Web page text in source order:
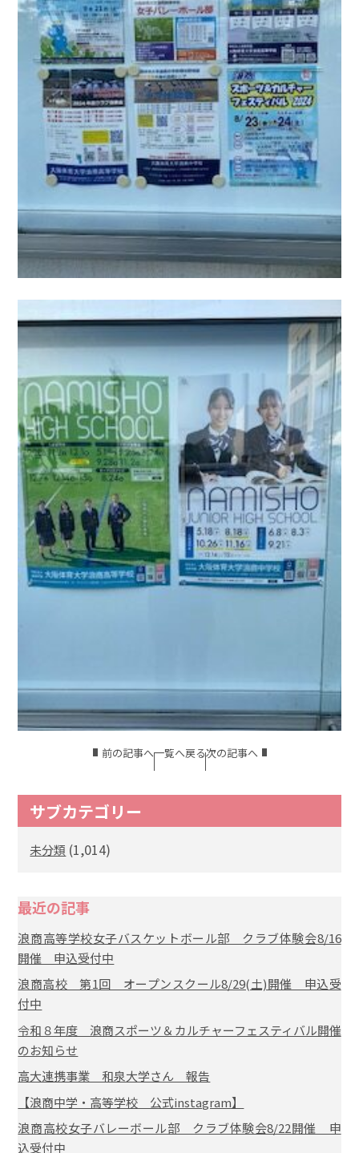
前の記事へ一覧へ戻る次の記事へ
サブカテゴリー
未分類 (1,014)
最近の記事
浪商高等学校女子バスケットボール部 クラブ体験会8/16
開催 申込受付中
浪商高校 第1回 オープンスクール8/29(土)開催 申込受
付中
令和８年度 浪商スポーツ＆カルチャーフェスティバル開催
のお知らせ
高大連携事業 和泉大学さん 報告
【浪商中学・高等学校 公式instagram】
浪商高校女子バレーボール部 クラブ体験会8/22開催 申
込受付中